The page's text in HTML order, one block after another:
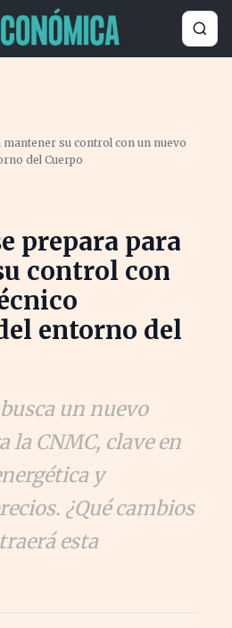
mantener su control con un nuevo
del Cuerpo
prepara para
control con
entorno del
un nuevo
la CNMC, clave en
y
¿Qué cambios
esta